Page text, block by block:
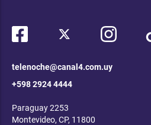
telenoche@canal4.com.uy
+598 2924 4444
Paraguay 2253
Montevideo, CP, 11800